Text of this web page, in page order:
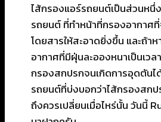
ไส้กรองแอร์รถยนต์เป็นส่วนหนึ่
รถยนต์ ที่ทำหน้าที่กรองอากาศที่
โดยสารให้สะอาดยิ่งขึ้น และถ้า
อากาศที่มีฝุ่นละอองหนาเป็นเวล
กรองสกปรกจนเกิดการอุดตันไ
รถยนต์ที่บ่งบอกว่าไส้กรองสก
ถึงควรเปลี่ยนเมื่อไหร่นั้น วันนี้